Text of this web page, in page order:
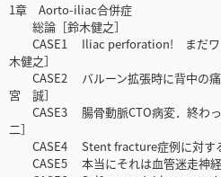
1章 Aorto-iliac合併症
総論［鈴木健之］
CASE1 Iliac perforation! まだワ
木健之］
CASE2 バルーン拡張時に背中の
宮 誠］
CASE3 腸骨動脈CTO病変．終わ
二］
CASE4 Stent fracture症例に対する
CASE5 本当にそれは血管迷走神経